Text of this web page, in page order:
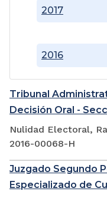
2016
2017
Tribunal
Decisión Oral -
Nulidad Electoral,
2016-00068-H
Juzgado Segundo
Especializado de